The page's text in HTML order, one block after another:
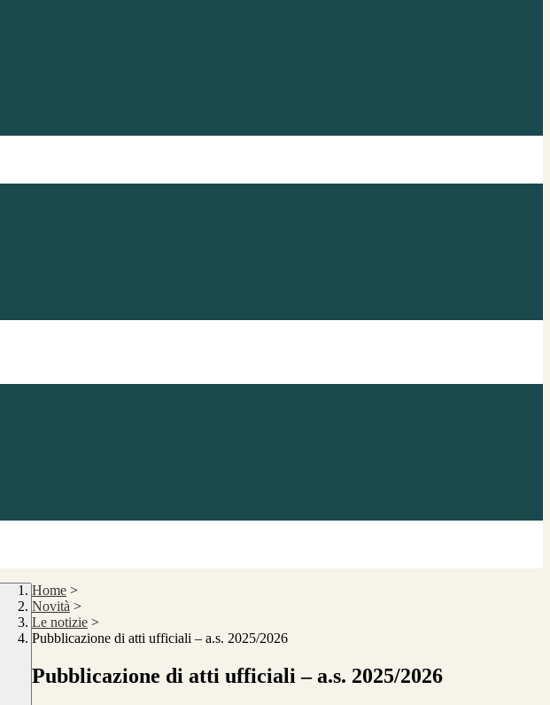
Home >
Novità >
Le notizie >
Pubblicazione di atti ufficiali – a.s. 2025/2026
Pubblicazione di atti ufficiali – a.s. 2025/2026